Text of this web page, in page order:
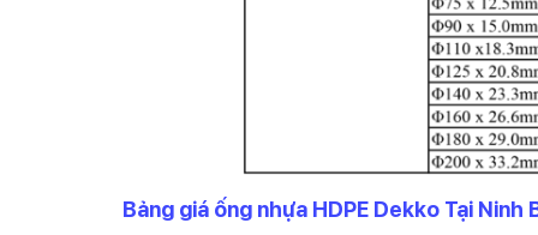
Bảng giá ống nhựa HDPE Dekko Tại Ninh